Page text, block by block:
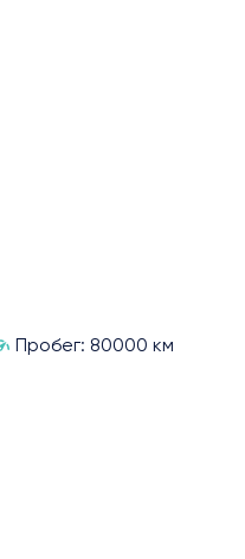
Пробег: 80000 км